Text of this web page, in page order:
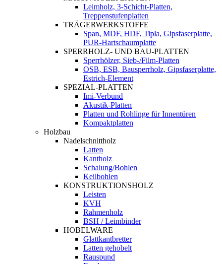
Leimholz, 3-Schicht-Platten,
Treppenstufenplatten
TRÄGERWERKSTOFFE
Span, MDF, HDF, Tipla, Gipsfaserplatte,
PUR-Hartschaumplatte
SPERRHOLZ- UND BAU-PLATTEN
Sperrhölzer, Sieb-/Film-Platten
OSB, ESB, Bausperrholz, Gipsfaserplatte,
Estrich-Element
SPEZIAL-PLATTEN
Imi-Verbund
Akustik-Platten
Platten und Rohlinge für Innentüren
Kompaktplatten
Holzbau
Nadelschnittholz
Latten
Kantholz
Schalung/Bohlen
Keilbohlen
KONSTRUKTIONSHOLZ
Leisten
KVH
Rahmenholz
BSH / Leimbinder
HOBELWARE
Glattkantbretter
Latten gehobelt
Rauspund